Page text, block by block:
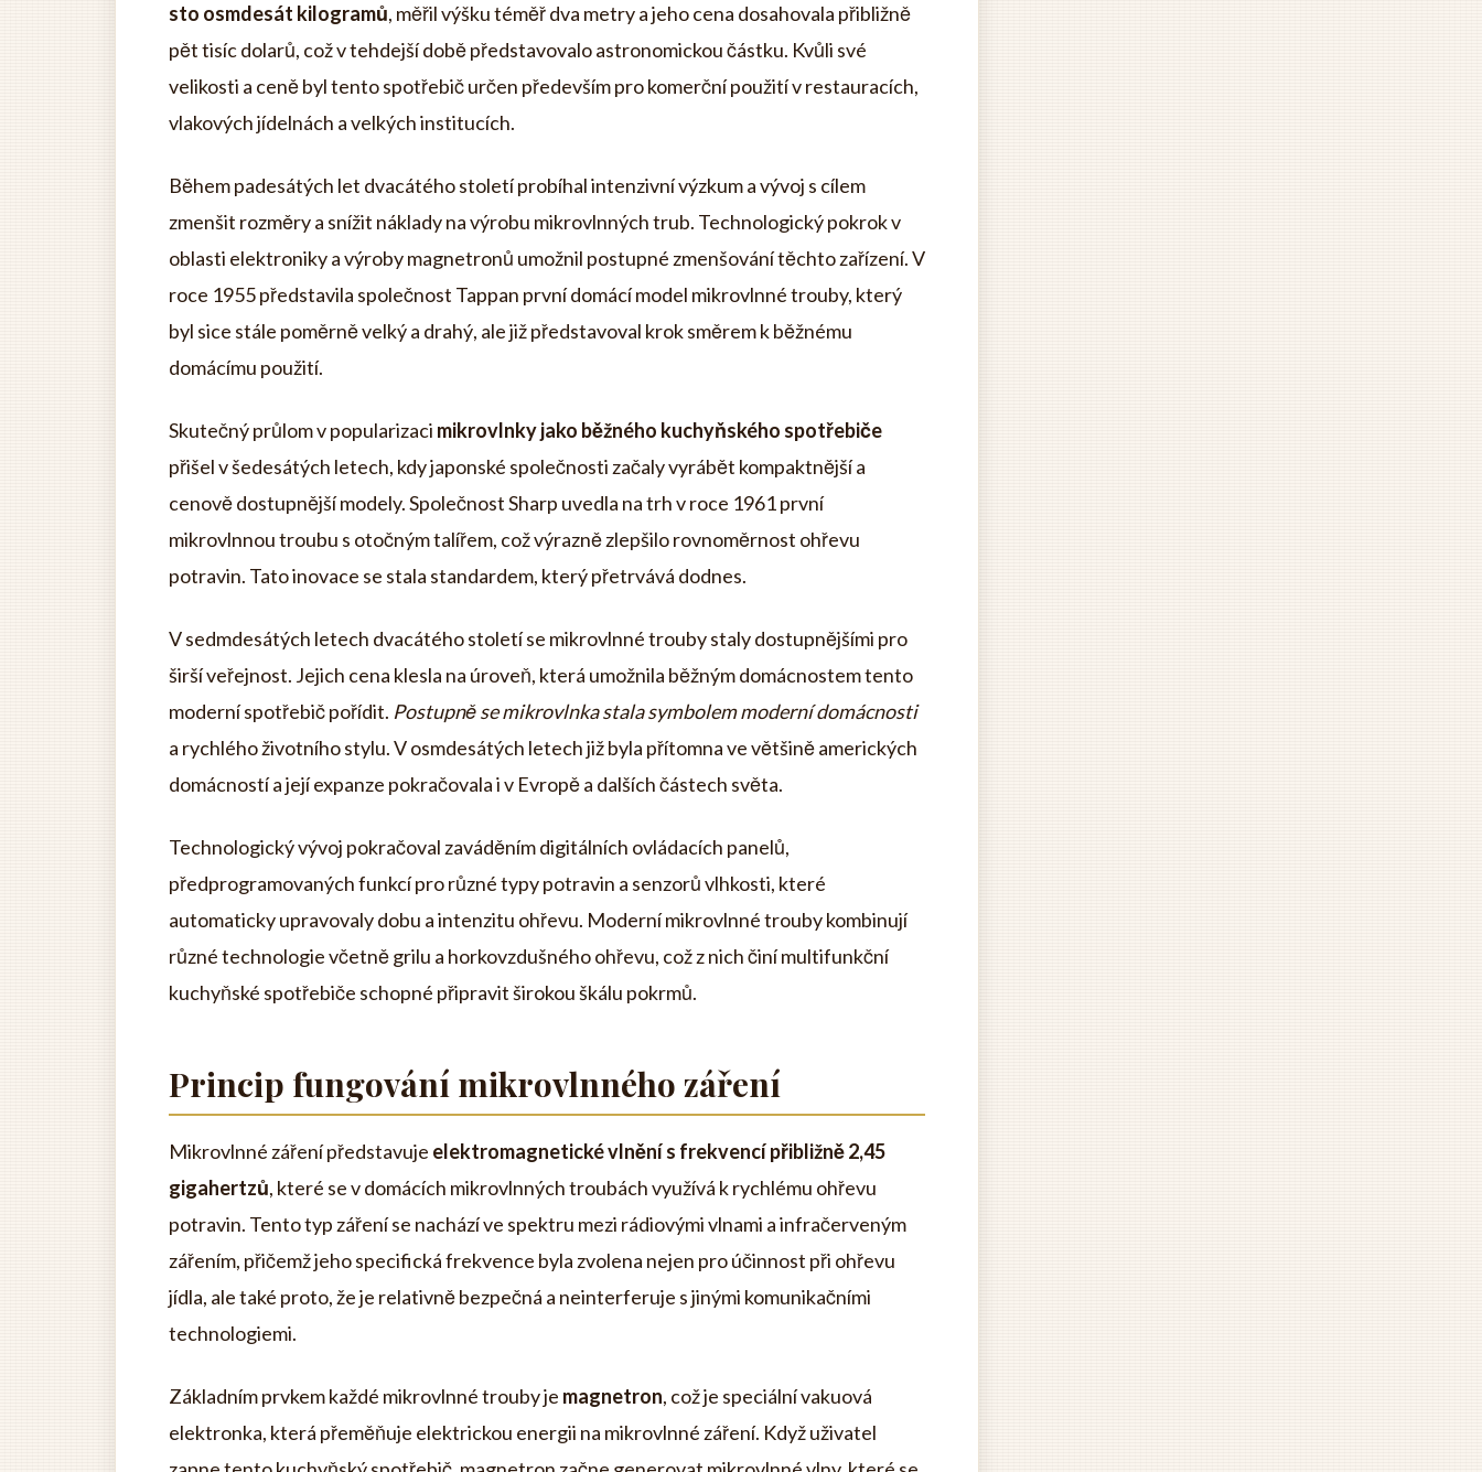
sto osmdesát kilogramů, měřil výšku téměř dva metry a jeho cena dosahovala přibližně
pět tisíc dolarů, což v tehdejší době představovalo astronomickou částku. Kvůli své
velikosti a ceně byl tento spotřebič určen především pro komerční použití v restauracích,
vlakových jídelnách a velkých institucích.
Během padesátých let dvacátého století probíhal intenzivní výzkum a vývoj s cílem
zmenšit rozměry a snížit náklady na výrobu mikrovlnných trub. Technologický pokrok v
oblasti elektroniky a výroby magnetronů umožnil postupné zmenšování těchto zařízení. V
roce 1955 představila společnost Tappan první domácí model mikrovlnné trouby, který
byl sice stále poměrně velký a drahý, ale již představoval krok směrem k běžnému
domácímu použití.
Skutečný průlom v popularizaci mikrovlnky jako běžného kuchyňského spotřebiče
přišel v šedesátých letech, kdy japonské společnosti začaly vyrábět kompaktnější a
cenově dostupnější modely. Společnost Sharp uvedla na trh v roce 1961 první
mikrovlnnou troubu s otočným talířem, což výrazně zlepšilo rovnoměrnost ohřevu
potravin. Tato inovace se stala standardem, který přetrvává dodnes.
V sedmdesátých letech dvacátého století se mikrovlnné trouby staly dostupnějšími pro
širší veřejnost. Jejich cena klesla na úroveň, která umožnila běžným domácnostem tento
moderní spotřebič pořídit. Postupně se mikrovlnka stala symbolem moderní domácnosti
a rychlého životního stylu. V osmdesátých letech již byla přítomna ve většině amerických
domácností a její expanze pokračovala i v Evropě a dalších částech světa.
Technologický vývoj pokračoval zaváděním digitálních ovládacích panelů,
předprogramovaných funkcí pro různé typy potravin a senzorů vlhkosti, které
automaticky upravovaly dobu a intenzitu ohřevu. Moderní mikrovlnné trouby kombinují
různé technologie včetně grilu a horkovzdušného ohřevu, což z nich činí multifunkční
kuchyňské spotřebiče schopné připravit širokou škálu pokrmů.
Princip fungování mikrovlnného záření
Mikrovlnné záření představuje elektromagnetické vlnění s frekvencí přibližně 2,45
gigahertzů, které se v domácích mikrovlnných troubách využívá k rychlému ohřevu
potravin. Tento typ záření se nachází ve spektru mezi rádiovými vlnami a infračerveným
zářením, přičemž jeho specifická frekvence byla zvolena nejen pro účinnost při ohřevu
jídla, ale také proto, že je relativně bezpečná a neinterferuje s jinými komunikačními
technologiemi.
Základním prvkem každé mikrovlnné trouby je magnetron, což je speciální vakuová
elektronka, která přeměňuje elektrickou energii na mikrovlnné záření. Když uživatel